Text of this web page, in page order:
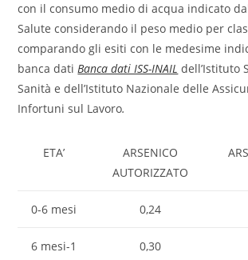
con il consumo medio di acqua indicato
Salute considerando il peso medio per
comparando gli esiti con le medesime
banca datiBanca dati ISS-INAIL dell’Istituto
Sanità e dell’Istituto Nazionale delle
Infortuni sul Lavoro.
ETA’
ARSENICO
AUTORIZZATO
0-6 mesi 0,24
6 mesi-1
0,30